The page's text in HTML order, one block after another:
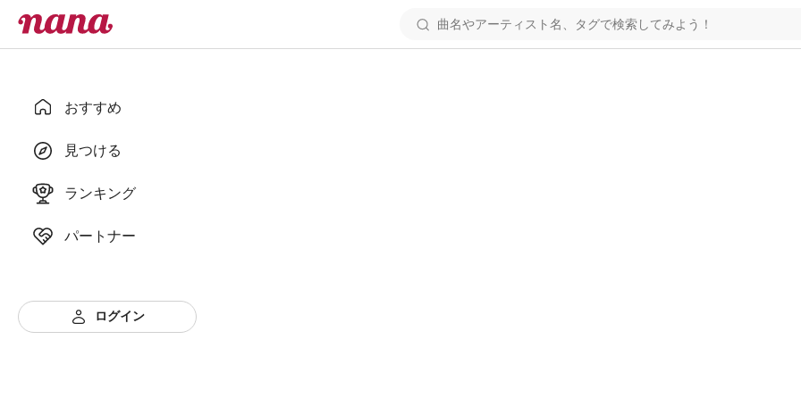
おすすめ
見つける
ランキング
パートナー
ログイン